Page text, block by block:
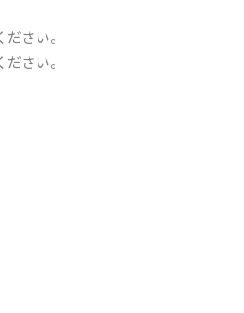
さい。
さい。